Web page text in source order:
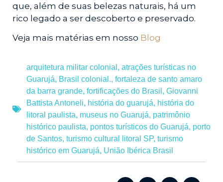
que, além de suas belezas naturais, há um
rico legado a ser descoberto e preservado.
Veja mais matérias em nosso Blog
arquitetura militar colonial , atrações turísticas no
Guarujá, Brasil colonial., fortaleza de santo amaro
da barra grande, fortificações do Brasil , Giovanni
Battista Antoneli, história do guarujá, história do
litoral paulista, museus no Guarujá, patrimônio
histórico paulista, pontos turísticos do Guarujá, porto
de Santos, turismo cultural litoral SP, turismo
histórico em Guarujá, União Ibérica Brasil